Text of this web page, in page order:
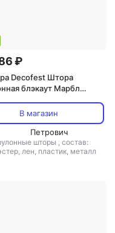
₽
Decofest Штора
блэкаут Марбл
В магазин
Петрович
шторы , состав:
лен, пластик, металл